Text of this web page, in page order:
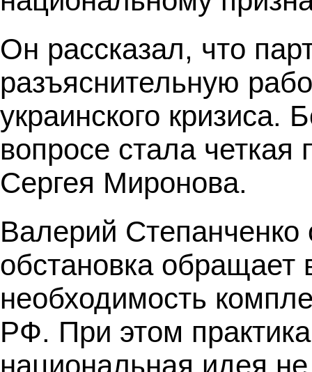
Он рассказал, что
разъяснительную
украинского
вопросе стала
Сергея Миронова.
Валерий
обстановка обращает
необходимость
РФ. При этом
национальная идея